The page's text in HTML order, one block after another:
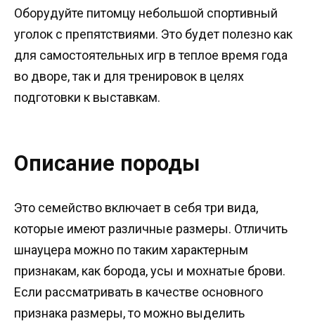
Оборудуйте питомцу небольшой спортивный
уголок с препятствиями. Это будет полезно как
для самостоятельных игр в теплое время года
во дворе, так и для тренировок в целях
подготовки к выставкам.
Описание породы
Это семейство включает в себя три вида,
которые имеют различные размеры. Отличить
шнауцера можно по таким характерным
признакам, как борода, усы и мохнатые брови.
Если рассматривать в качестве основного
признака размеры, то можно выделить